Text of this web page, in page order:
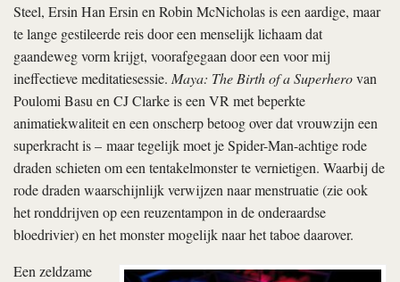
Steel, Ersin Han Ersin en Robin McNicholas is een aardige, maar
te lange gestileerde reis door een menselijk lichaam dat
gaandeweg vorm krijgt, voorafgegaan door een voor mij
ineffectieve meditatiesessie. Maya: The Birth of a Superherovan
Poulomi Basu en CJ Clarke is een VR met beperkte
animatiekwaliteit en een onscherp betoog over dat vrouwzijn een
superkracht is – maar tegelijk moet je Spider-Man-achtige rode
draden schieten om een tentakelmonster te vernietigen. Waarbij de
rode draden waarschijnlijk verwijzen naar menstruatie (zie ook
het ronddrijven op een reuzentampon in de onderaardse
bloedrivier) en het monster mogelijk naar het taboe daarover.
Een zeldzame